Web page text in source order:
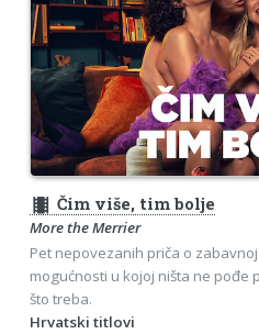
theaters Čim više, tim bolje
More the Merrier
Pet nepovezanih priča o
mogućnosti u kojoj ništa ne pođe
što treba.
Hrvatski titlovi